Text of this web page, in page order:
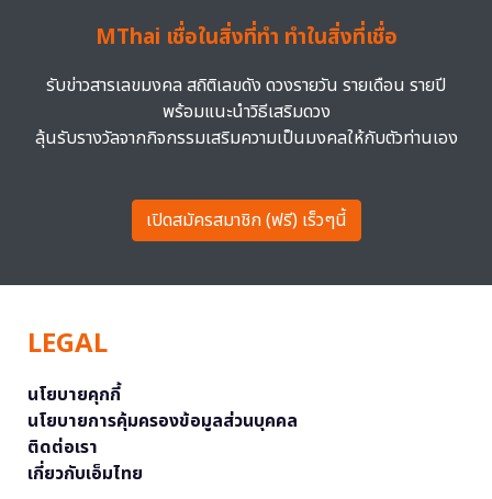
MThai เชื่อในสิ่งที่ทำ ทำในสิ่งที่เชื่อ
รับข่าวสารเลขมงคล สถิติเลขดัง ดวงรายวัน รายเดือน รายปี
พร้อมแนะนำวิธีเสริมดวง
ลุ้นรับรางวัลจากกิจกรรมเสริมความเป็นมงคลให้กับตัวท่านเอง
เปิดสมัครสมาชิก (ฟรี) เร็วๆนี้
LEGAL
นโยบายคุกกี้
นโยบายการคุ้มครองข้อมูลส่วนบุคคล
ติดต่อเรา
เกี่ยวกับเอ็มไทย